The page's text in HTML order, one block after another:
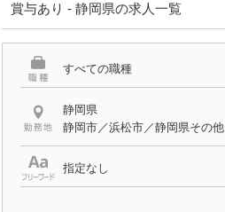
賞与あり - 静岡県の求人一覧
すべての職種
静岡県
静岡市／浜松市／静岡県その他
指定なし